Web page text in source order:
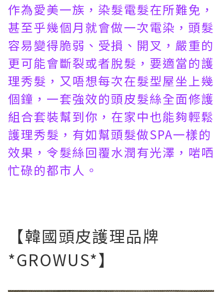
作為愛美一族，染髮電髮在所難免，
甚至乎幾個月就會做一次電染，頭髮
容易變得脆弱、受損、開叉，嚴重的
更可能會斷裂或者脫髮，要適當的護
理秀髮，又唔想每次在髮型屋坐上幾
個鐘，一套強效的頭皮髮絲全面修護
組合套裝幫到你，在家中也能夠輕鬆
護理秀髮，有如幫頭髮做SPA一樣的
效果，令髮絲回覆水潤有光澤，啱哂
忙碌的都市人。
【韓國頭皮護理品牌
*GROWUS*】